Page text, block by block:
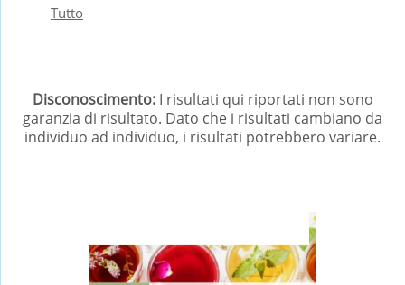
Tutto
Disconoscimento:I risultati qui riportati non sono
garanzia di risultato. Dato che i risultati cambiano da
individuo ad individuo, i risultati potrebbero variare.